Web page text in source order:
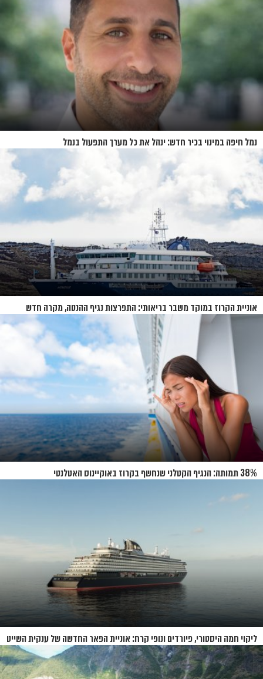
נמל חיפה במינוי בכיר חדש: ינהל את כל מערך התפעול בנמל
אוניית הקרוז במוקד משבר בריאותי: התפרצות נגיף ההנטה, מקרה חדש
בשווייץ ומחלוקת בין מדינות
38% תמותה: הנגיף הקטלני שנחשף בקרוז באוקיינוס האטלנטי
ליקוי חמה היסטורי, פיורדים ונופי קרח: אוניית הפאר החדשה של ענקית השייט
תושק בקיץ 2026